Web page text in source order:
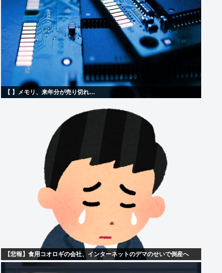
【 】メモリ、来年分が売り切れ…
【悲報】食用コオロギの会社、インターネットのデマのせいで倒産へ